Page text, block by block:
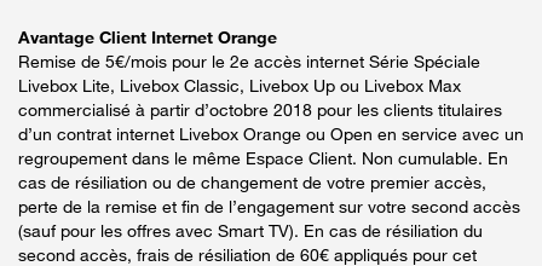
Avantage Client Internet Orange
Remise de 5€/mois pour le 2e accès internet Série Spéciale
Livebox Lite, Livebox Classic, Livebox Up ou Livebox Max
commercialisé à partir d’octobre 2018 pour les clients titulaires
d’un contrat internet Livebox Orange ou Open en service avec un
regroupement dans le même Espace Client. Non cumulable. En
cas de résiliation ou de changement de votre premier accès,
perte de la remise et fin de l’engagement sur votre second accès
(sauf pour les offres avec Smart TV). En cas de résiliation du
second accès, frais de résiliation de 60€ appliqués pour cet